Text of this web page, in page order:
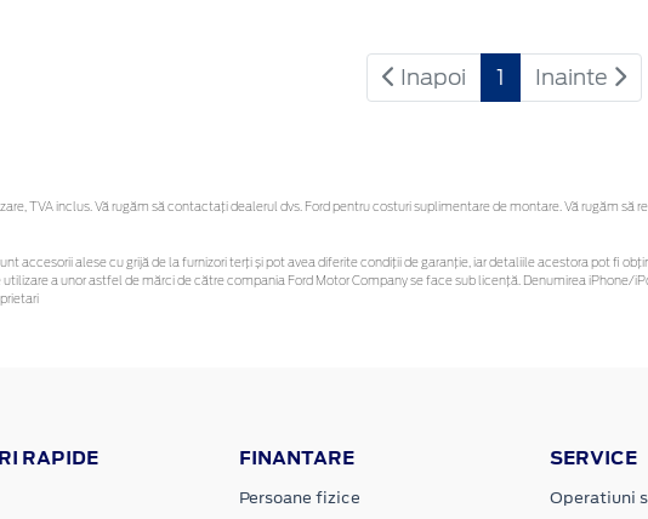
Inapoi 1 Inainte
TVA inclus. Vă rugăm să contactaţi dealerul dvs. Ford pentru costuri suplimentare de montare. Vă rugăm
accesorii alese cu grijă de la furnizori terți și pot avea diferite condiții de garanție, iar detaliile acestora pot fi
utilizare a unor astfel de mărci de către compania Ford Motor Company se face sub licență. Denumirea
RAPIDE FINANTARE
Persoane fizice
SERVICE
Operatiuni